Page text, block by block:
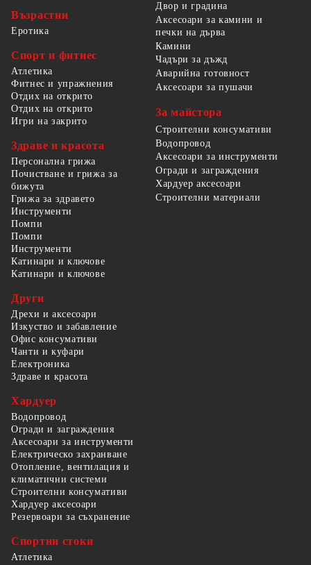
Възрастни
Еротика
Спорт и фитнес
Атлетика
Фитнес и упражнения
Отдих на открито
Отдих на открито
Игри на закрито
Здраве и красота
Персонална грижа
Почистване и грижа за
бижута
Грижа за здравето
Двор и градина
Аксесоари за камини и
печки на дърва
Камини
Чадъри за дъжд
Аварийна готовност
Аксесоари за пушачи
За майстора
Строителни консумативи
Водопровод
Аксесоари за инструменти
Огради и заграждения
Хардуер аксесоари
Строителни материали
Инструменти
Помпи
Помпи
Инструменти
Катинари и ключове
Катинари и ключове
Други
Дрехи и аксесоари
Изкуство и забавление
Офис консумативи
Чанти и куфари
Електроника
Здраве и красота
Хардуер
Водопровод
Огради и заграждения
Аксесоари за инструменти
Електрическо захранване
Отопление, вентилация и
климатични системи
Строителни консумативи
Хардуер аксесоари
Резервоари за съхранение
Спортни стоки
Атлетика